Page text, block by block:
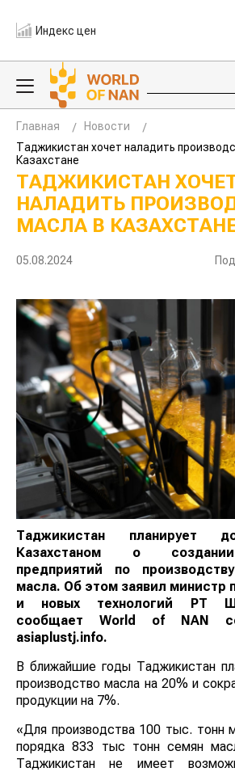
Индекс цен
Главная
Новости
Таджикистан хочет наладить
Казахстане
ТАДЖИКИСТАН ХОЧЕТ
НАЛАДИТЬ
МАСЛА В
05.08.2024
Таджикистан планирует
Казахстаном о
предприятий по
масла. Об этом заявил министр
и новых технологий РТ Шерали
World of NAN со ссылкой на
В ближайшие годы Таджикистан
производство масла на 20% и
продукции на 7%.
«Для производства 100 тыс. тонн
порядка 833 тыс тонн семян
Таджикистан не имеет
столько сырья», – отметил министр.